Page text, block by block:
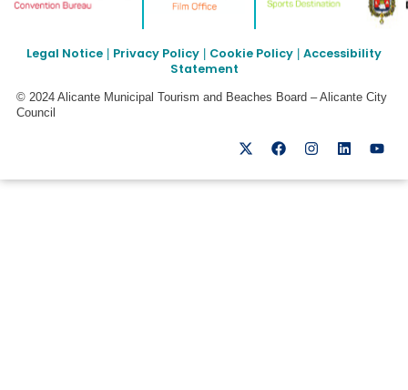
Legal Notice Privacy Policy Cookie Policy
Accessibility
Statement
© 2024 Alicante Municipal Tourism and Beaches Board – Alicante City
Council